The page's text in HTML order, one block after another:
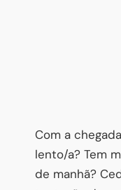
Com a
lento/a? Tem
de manhã?